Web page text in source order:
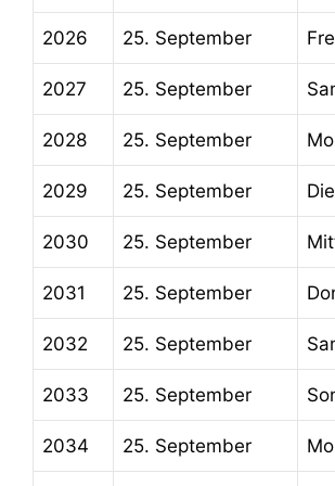
2026 25. September
2027 25. September
2028 25. September
2029 25. September
2030 25. September
2031 25. September
2032 25. September
2033 25. September
2034 25. September